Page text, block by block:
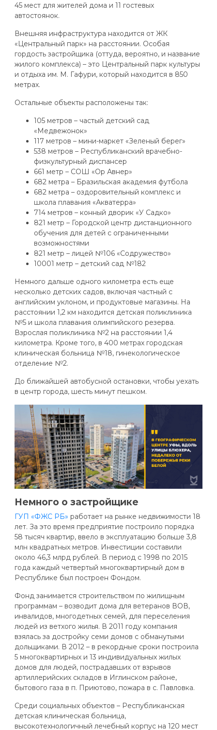
45 мест для жителей дома и 11 гостевых
автостоянок.
Внешняя инфраструктура находится от ЖК
«Центральный парк» на расстоянии. Особая
гордость застройщика (оттуда, вероятно, и название
жилого комплекса) – это Центральный парк культуры
и отдыха им. М. Гафури, который находится в 850
метрах.
Остальные объекты расположены так:
105 метров – частый детский сад
«Медвежонок»
117 метров – мини-маркет «Зеленый берег»
538 метров – Республиканский врачебно-
физкультурный диспансер
661 метр – СОШ «Ор Авнер»
682 метра – Бразильская академия футбола
682 метра – оздоровительный комплекс и
школа плавания «Акватерра»
714 метров – конный дворик «У Садко»
821 метр – Городской центр дистанционного
обучения для детей с ограниченными
возможностями
821 метр – лицей №106 «Содружество»
10001 метр – детский сад №182
Немного дальше одного километра есть еще
несколько детских садов, включая частный с
английским уклоном, и продуктовые магазины. На
расстоянии 1,2 км находится детская поликлиника
№5 и школа плавания олимпийского резерва.
Взрослая поликлиника №2 на расстоянии 1,4
километра. Кроме того, в 400 метрах городская
клиническая больница №18, гинекологическое
отделение №2.
До ближайшей автобусной остановки, чтобы уехать
в центр города, шесть минут пешком.
Немного о застройщике
ГУП «ФЖС РБ» работает на рынке недвижимости 18
лет. За это время предприятие построило порядка
58 тысяч квартир, ввело в эксплуатацию больше 3,8
млн квадратных метров. Инвестиции составили
около 46,3 млрд рублей. В период с 1998 по 2015
года каждый четвертый многоквартирный дом в
Республике был построен Фондом.
Фонд занимается строительством по жилищным
программам – возводит дома для ветеранов ВОВ,
инвалидов, многодетных семей, для переселения
людей из ветхого жилья. В 2011 году компания
взялась за достройку семи домов с обманутыми
дольщиками. В 2012 – в рекордные сроки построила
5 многоквартирных и 13 индивидуальных жилых
домов для людей, пострадавших от взрывов
артиллерийских складов в Иглинском районе,
бытового газа в п. Приютово, пожара в с. Павловка.
Среди социальных объектов – Республиканская
детская клиническая больница,
высокотехнологичный лечебный корпус на 120 мест